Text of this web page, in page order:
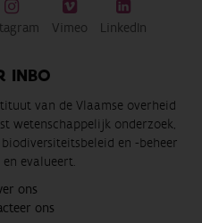
Vimeo LinkedIn
INBO
van de Vlaamse overheid
wetenschappelijk onderzoek,
en -beheer
evalueert.
ons
ons